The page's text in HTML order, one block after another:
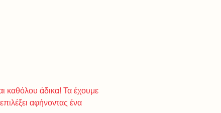
καθόλου άδικα! Τα έχουμε
αφήνοντας ένα